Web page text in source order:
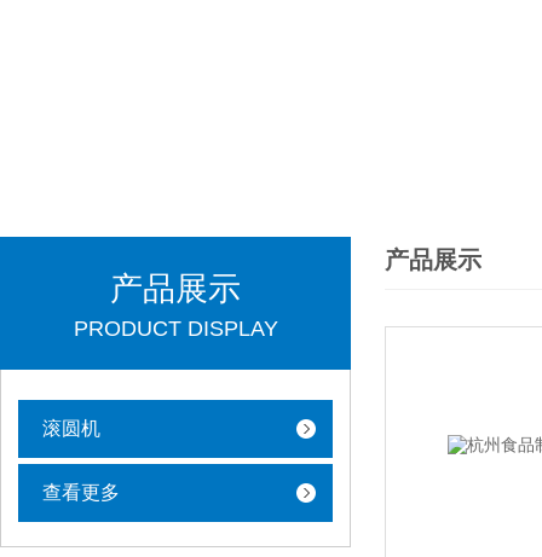
产品展示
PRODUCT DISPLAY
滚圆机
查看更多
产品展示